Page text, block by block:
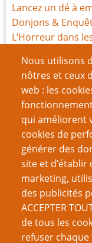
Nous utilisons
nôtres et ceux
web : les
qui améliorent
cookies de
générer des
site et d’établir
marketing,
des publicités
ACCEPTER
de tous les
refuser
Lancez un dé à
Donjons &
L’Horreur dans
Lovecraft, les
Mille et une
Le générateur
Comment je
univers
Zero Dark 29-28-
Pagination
VOUS
Jeux de rôles en